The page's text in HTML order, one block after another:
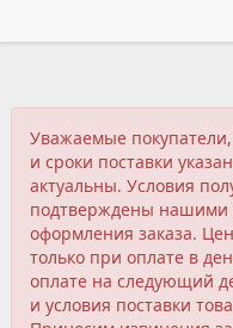
Уважаемые
и сроки поставки
актуальны. Условия
подтверждены нашими
оформления заказа.
только при оплате в
оплате на следующий
и условия поставки